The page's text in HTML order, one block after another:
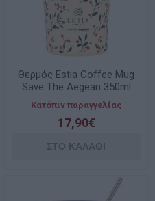
Θερμός Estia Coffee Mug
Save The Aegean 350ml
Bloom Beige 01-31701
Κατόπιν παραγγελίας
17,90€